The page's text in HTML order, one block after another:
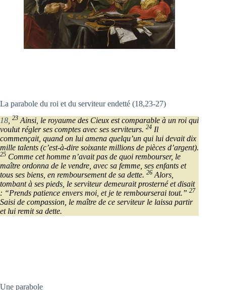
La parabole du roi et du serviteur endetté (18,23-27)
18 23 Ainsi, le royaume des Cieux est comparable à un roi qui
voulut régler ses comptes avec ses serviteurs. 24 Il
commençait, quand on lui amena quelqu’un qui lui devait dix
mille talents (c’est-à-dire soixante millions de pièces d’argent).
25 Comme cet homme n’avait pas de quoi rembourser, le
maître ordonna de le vendre, avec sa femme, ses enfants et
tous ses biens, en remboursement de sa dette. 26 Alors,
tombant à ses pieds, le serviteur demeurait prosterné et disait
: “Prends patience envers moi, et je te rembourserai tout.” 27
Saisi de compassion, le maître de ce serviteur le laissa partir
et lui remit sa dette.
Une parabole